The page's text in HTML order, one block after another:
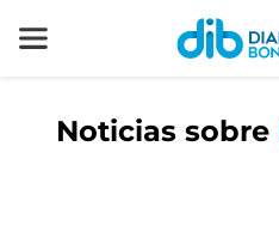
Noticias sobre